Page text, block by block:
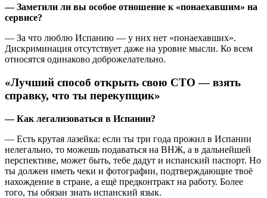
— Заметили ли вы особое отношение к «понаехавшим» на
сервисе?
— За что люблю Испанию — у них нет «понаехавших».
Дискриминация отсутствует даже на уровне мысли. Ко всем
относятся одинаково доброжелательно.
«Лучший способ открыть свою СТО — взять
справку, что ты перекупщик»
— Как легализоваться в Испании?
— Есть крутая лазейка: если ты три года прожил в Испании
нелегально, то можешь подаваться на ВНЖ, а в дальнейшей
перспективе, может быть, тебе дадут и испанский паспорт. Но
ты должен иметь чеки и фотографии, подтверждающие твоё
нахождение в стране, а ещё предконтракт на работу. Более
того, ты обязан знать испанский язык.